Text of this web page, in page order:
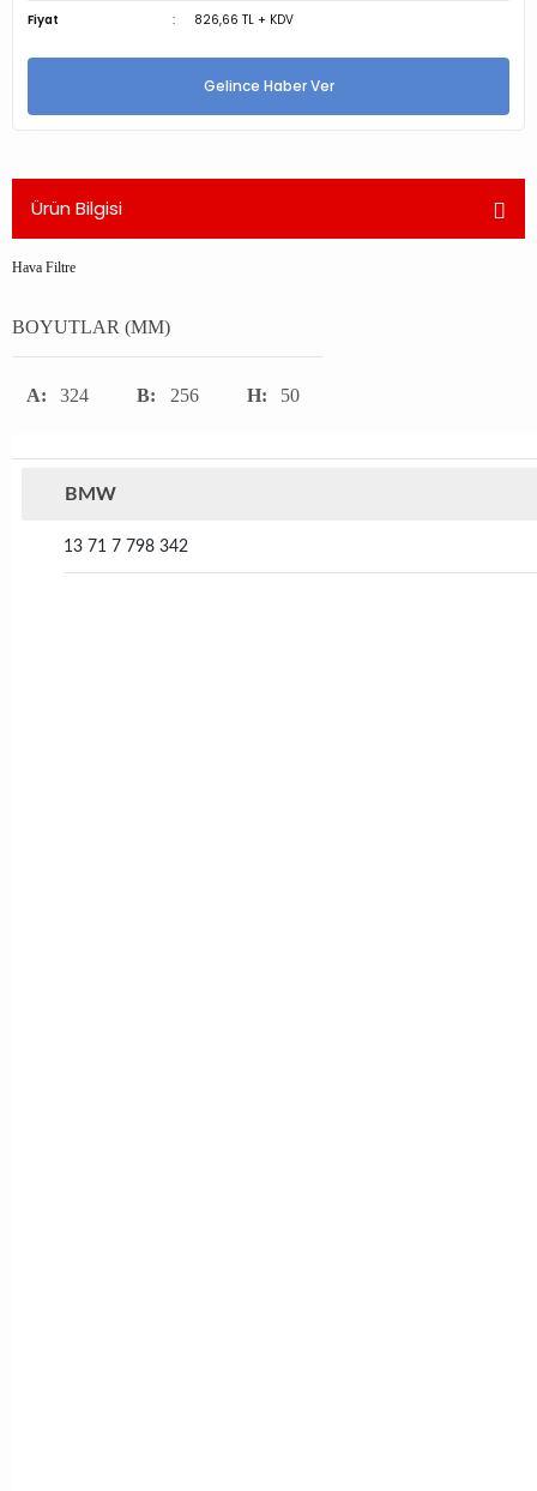
Fiyat 826,66 TL + KDV
Gelince Haber Ver
Ürün Bilgisi
Hava Filtre
BOYUTLAR (MM)
A: 324 B: 256 H: 50
BMW
13 71 7 798 342